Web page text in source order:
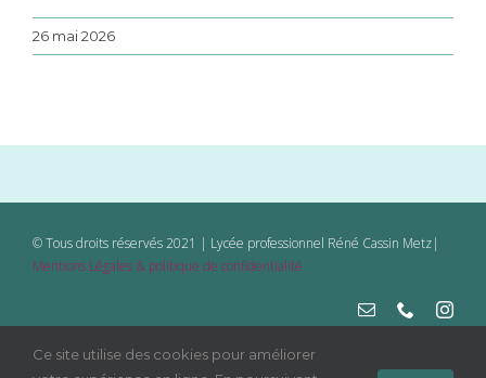
26 mai 2026
© Tous droits réservés 2021 | Lycée professionnel Réné Cassin Metz|
Mentions Légales & politique de confidentialité
Ce site utilise des cookies pour améliorer